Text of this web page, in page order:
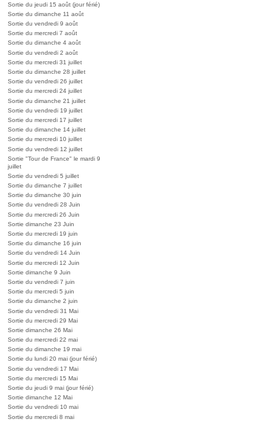
Sortie du jeudi 15 août (jour férié)
Sortie du dimanche 11 août
Sortie du vendredi 9 août
Sortie du mercredi 7 août
Sortie du dimanche 4 août
Sortie du vendredi 2 août
Sortie du mercredi 31 juillet
Sortie du dimanche 28 juillet
Sortie du vendredi 26 juillet
Sortie du mercredi 24 juillet
Sortie du dimanche 21 juillet
Sortie du vendredi 19 juillet
Sortie du mercredi 17 juillet
Sortie du dimanche 14 juillet
Sortie du mercredi 10 juillet
Sortie du vendredi 12 juillet
Sortie "Tour de France" le mardi 9
juillet
Sortie du vendredi 5 juillet
Sortie du dimanche 7 juillet
Sortie du dimanche 30 juin
Sortie du vendredi 28 Juin
Sortie du mercredi 26 Juin
Sortie dimanche 23 Juin
Sortie du mercredi 19 juin
Sortie du dimanche 16 juin
Sortie du vendredi 14 Juin
Sortie du mercredi 12 Juin
Sortie dimanche 9 Juin
Sortie du vendredi 7 juin
Sortie du mercredi 5 juin
Sortie du dimanche 2 juin
Sortie du vendredi 31 Mai
Sortie du mercredi 29 Mai
Sortie dimanche 26 Mai
Sortie du mercredi 22 mai
Sortie du dimanche 19 mai
Sortie du lundi 20 mai (jour férié)
Sortie du vendredi 17 Mai
Sortie du mercredi 15 Mai
Sortie du jeudi 9 mai (jour férié)
Sortie dimanche 12 Mai
Sortie du vendredi 10 mai
Sortie du mercredi 8 mai